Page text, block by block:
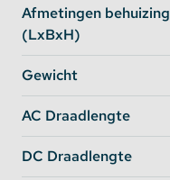
Afmetingen behuizing
(LxBxH)
Gewicht
AC Draadlengte
DC Draadlengte